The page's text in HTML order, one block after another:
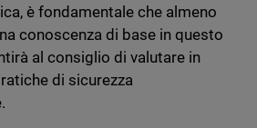
è fondamentale che almeno
conoscenza di base in questo
al consiglio di valutare in
di sicurezza